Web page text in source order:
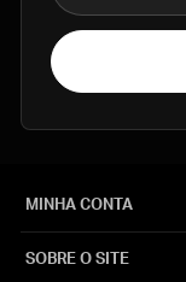
MINHA CONTA
SOBRE O SITE